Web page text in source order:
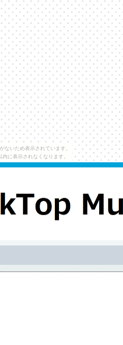
ないため表示されています。
に表示されなくなります。